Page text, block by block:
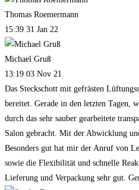
Thomas Roemermann
15:39 31 Jan 22
Michael Gruß
13:19 03 Nov 21
Das Steckschott mit gefrästen
bereitet. Gerade in den letzten Tagen,
durch das sehr sauber gearbeitete
Salon gebracht. Mit der Abwicklung
Besonders gut hat mir der Anruf von
sowie die Flexibilität und schnelle
Lieferung und Verpackung sehr gut.